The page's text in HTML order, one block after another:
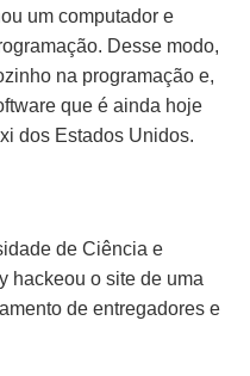
um computador e
Desse modo,
na programação e,
que é ainda hoje
dos Estados Unidos.
de Ciência e
hackeou o site de uma
de entregadores e